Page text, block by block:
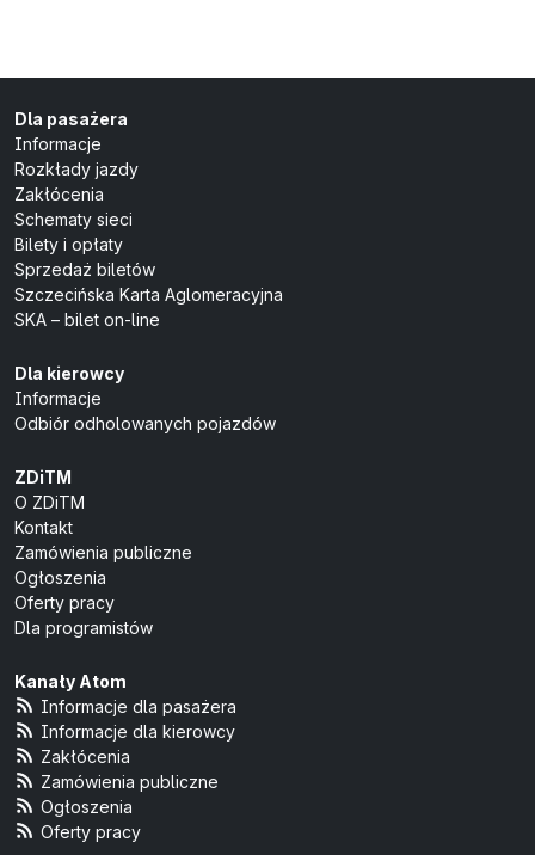
Dla pasażera
Informacje
Rozkłady jazdy
Zakłócenia
Schematy sieci
Bilety i opłaty
Sprzedaż biletów
Szczecińska Karta Aglomeracyjna
SKA – bilet on-line
Dla kierowcy
Informacje
Odbiór odholowanych pojazdów
ZDiTM
O ZDiTM
Kontakt
Zamówienia publiczne
Ogłoszenia
Oferty pracy
Dla programistów
Kanały Atom
Informacje dla pasażera
Informacje dla kierowcy
Zakłócenia
Zamówienia publiczne
Ogłoszenia
Oferty pracy